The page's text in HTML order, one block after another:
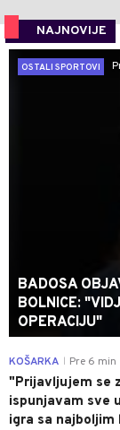
NAJNOVIJE
OSTALI SPORTOVI
BADOSA
BOLNICE:
OPERACIJU"
KOŠARKA Pre 6 min
"Prijavljujem se
ispunjavam sve
igra sa najboljim